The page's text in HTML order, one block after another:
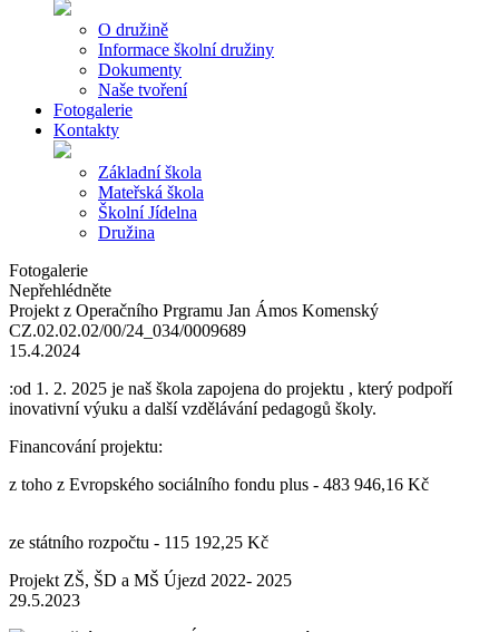
O družině
Informace školní družiny
Dokumenty
Naše tvoření
Fotogalerie
Kontakty
Základní škola
Mateřská škola
Školní Jídelna
Družina
Fotogalerie
Nepřehlédněte
Projekt z Operačního Prgramu Jan Ámos Komenský
CZ.02.02.02/00/24_034/0009689
15.4.2024
:od 1. 2. 2025 je naš škola zapojena do projektu , který podpoří
inovativní výuku a další vzdělávání pedagogů školy.
Financování projektu:
z toho z Evropského sociálního fondu plus - 483 946,16 Kč
ze státního rozpočtu - 115 192,25 Kč
Projekt ZŠ, ŠD a MŠ Újezd 2022- 2025
29.5.2023